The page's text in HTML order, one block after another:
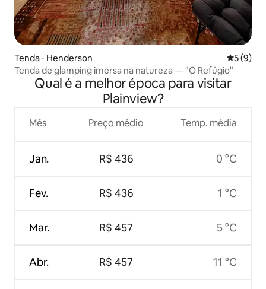
Tenda ⋅ Henderson 5 de
5 (9)
Tenda de glamping imersa na natureza — "O Refúgio"
Qual é a melhor época para visitar
Plainview?
Mês
Jan.
Fev.
Mar.
Abr.
Preço médio
R$ 436
R$ 436
R$ 457
R$ 457
Temp. média
0 °C
1 °C
5 °C
11 °C